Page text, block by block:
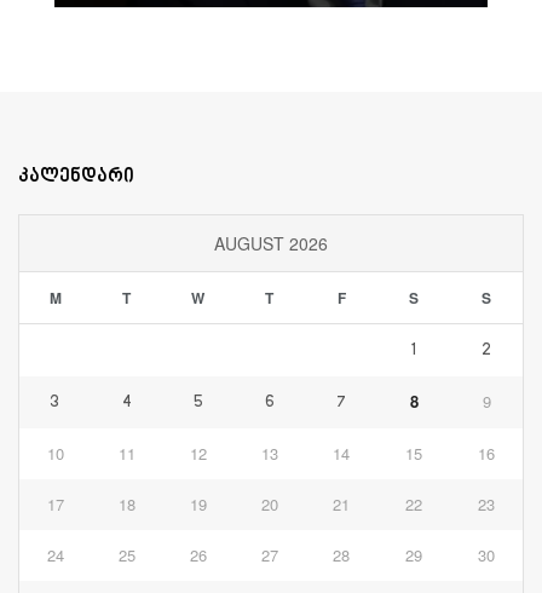
კალენდარი
AUGUST 2026
M T W T F S S
1 2
3 4 5 6 7 8 9
10 11 12 13 14 15 16
17 18 19 20 21 22 23
24 25 26 27 28 29 30